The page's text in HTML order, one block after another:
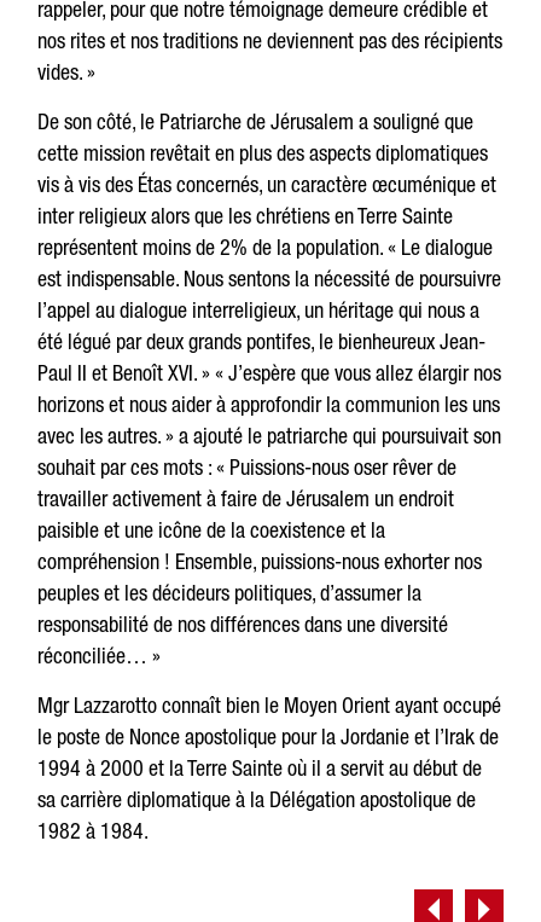
rappeler, pour que notre témoignage demeure crédible et
nos rites et nos traditions ne deviennent pas des récipients
vides. »
De son côté, le Patriarche de Jérusalem a souligné que
cette mission revêtait en plus des aspects diplomatiques
vis à vis des Étas concernés, un caractère œcuménique et
inter religieux alors que les chrétiens en Terre Sainte
représentent moins de 2% de la population. « Le dialogue
est indispensable. Nous sentons la nécessité de poursuivre
l’appel au dialogue interreligieux, un héritage qui nous a
été légué par deux grands pontifes, le bienheureux Jean-
Paul II et Benoît XVI. » « J’espère que vous allez élargir nos
horizons et nous aider à approfondir la communion les uns
avec les autres. » a ajouté le patriarche qui poursuivait son
souhait par ces mots : « Puissions-nous oser rêver de
travailler activement à faire de Jérusalem un endroit
paisible et une icône de la coexistence et la
compréhension ! Ensemble, puissions-nous exhorter nos
peuples et les décideurs politiques, d’assumer la
responsabilité de nos différences dans une diversité
réconciliée… »
Mgr Lazzarotto connaît bien le Moyen Orient ayant occupé
le poste de Nonce apostolique pour la Jordanie et l’Irak de
1994 à 2000 et la Terre Sainte où il a servit au début de
sa carrière diplomatique à la Délégation apostolique de
1982 à 1984.